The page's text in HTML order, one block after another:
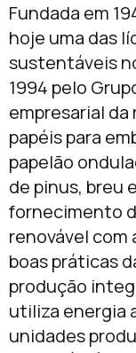
Fundada em
hoje uma das
sustentáveis
1994 pelo
empresarial da
papéis para
papelão
de pinus, breu
fornecimento
renovável com
boas práticas
produção
utiliza energia
unidades